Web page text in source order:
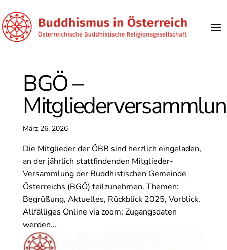
BGÖ –
März 26, 2026
Die Mitglieder der ÖBR sind herzlich eingeladen,
an der jährlich stattfindenden Mitglieder-
Versammlung der Buddhistischen Gemeinde
Österreichs (BGÖ) teilzunehmen. Themen:
Begrüßung, Aktuelles, Rückblick 2025, Vorblick,
Allfälliges Online via zoom: Zugangsdaten
werden...